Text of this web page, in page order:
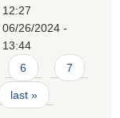
12:27
06/26/2024 -
13:44
6 7
last »